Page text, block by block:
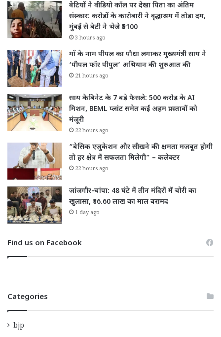
बेटियों ने वीडियो कॉल पर देखा पिता का अंतिम
संस्कार: करोड़ों के कारोबारी ने वृद्धाश्रम में तोड़ा दम,
मुंबई से बेटी ने भेजे ₹5100
3 hours ago
माँ के नाम पीपल का पौधा लगाकर मुख्यमंत्री साय ने
‘पीपल फॉर पीपुल’ अभियान की शुरुआत की
21 hours ago
साय कैबिनेट के 7 बड़े फैसले: 500 करोड़ के AI
मिशन, BEML प्लांट समेत कई अहम प्रस्तावों को
मंजूरी
22 hours ago
“बेसिक एजुकेशन और सीखने की क्षमता मजबूत होगी
तो हर क्षेत्र में सफलता मिलेगी” – कलेक्टर
22 hours ago
जांजगीर-चांपा: 48 घंटे में तीन मंदिरों में चोरी का
खुलासा, ₹16.60 लाख का माल बरामद
1 day ago
Find us on Facebook
Categories
bjp